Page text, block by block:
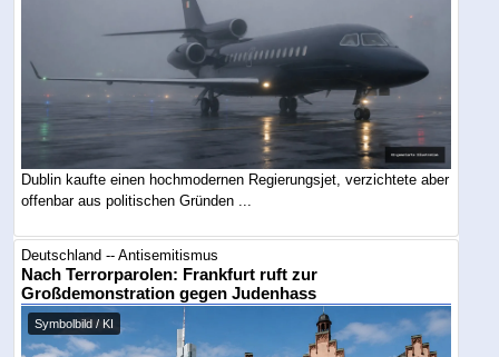
Dublin kaufte einen hochmodernen Regierungsjet, verzichtete aber
offenbar aus politischen Gründen ...
Deutschland -- Antisemitismus
Nach Terrorparolen: Frankfurt ruft zur
Großdemonstration gegen Judenhass
Symbolbild / KI